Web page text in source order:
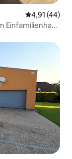
4,91 (44)